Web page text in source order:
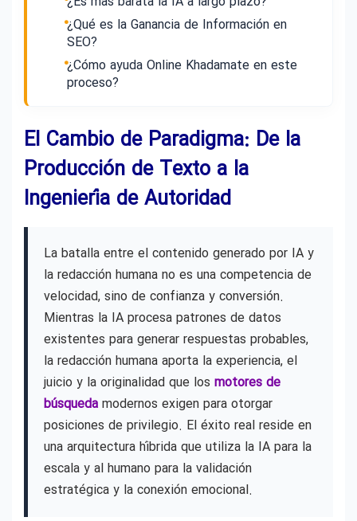
¿Qué es la Ganancia de Información en
SEO?
¿Cómo ayuda Online Khadamate en este
proceso?
El Cambio de Paradigma: De la
Producción de Texto a la
Ingeniería de Autoridad
La batalla entre el contenido generado por IA y
la redacción humana no es una competencia de
velocidad, sino de confianza y conversión.
Mientras la IA procesa patrones de datos
existentes para generar respuestas probables,
la redacción humana aporta la experiencia, el
juicio y la originalidad que los motores de
búsqueda modernos exigen para otorgar
posiciones de privilegio. El éxito real reside en
una arquitectura híbrida que utiliza la IA para la
escala y al humano para la validación
estratégica y la conexión emocional.